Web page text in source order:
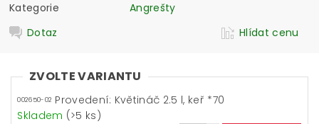
Kategorie
Angrešty
Dotaz
Hlídat cenu
ZVOLTE VARIANTU
002650-02 Provedení: Květináč 2.5 l, keř *70
Skladem (>5 ks)